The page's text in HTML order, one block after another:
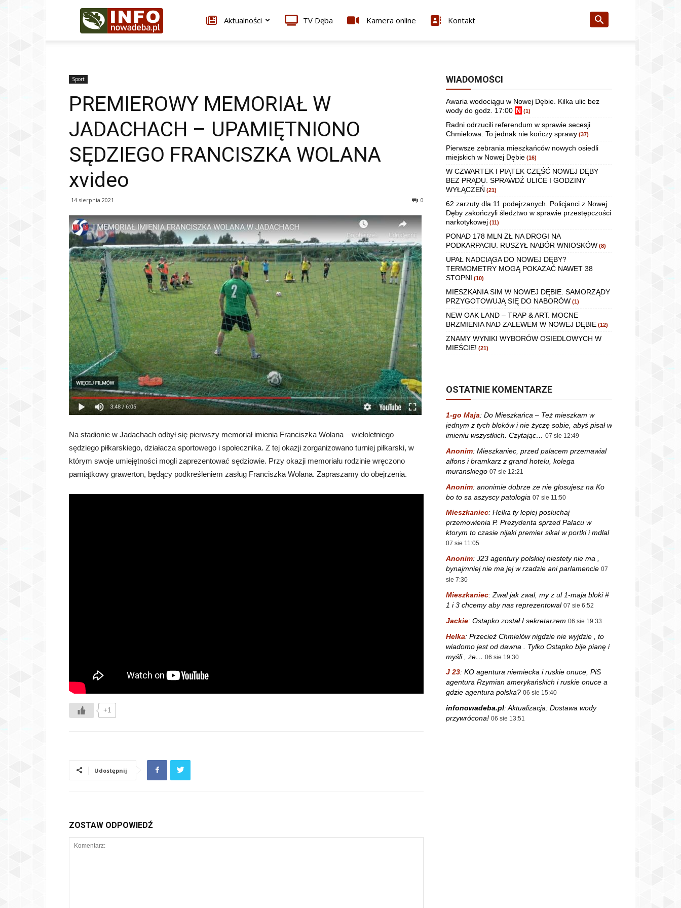
Infonowadeba.pl Aktualności TV Dęba Kamera online Kontakt
Sport
PREMIEROWY MEMORIAŁ W
JADACHACH – UPAMIĘTNIONO
SĘDZIEGO FRANCISZKA WOLANA
xvideo
14 sierpnia 2021 0
Na stadionie w Jadachach odbył się pierwszy memoriał imienia Franciszka Wolana – wieloletniego
sędziego piłkarskiego, działacza sportowego i społecznika. Z tej okazji zorganizowano turniej piłkarski, w
którym swoje umiejętności mogli zaprezentować sędziowie. Przy okazji memoriału rodzinie wręczono
pamiątkowy grawerton, będący podkreśleniem zasług Franciszka Wolana. Zapraszamy do obejrzenia.
+1
Udostępnij
ZOSTAW ODPOWIEDŹ
WIADOMOŚCI
Awaria wodociągu w Nowej Dębie. Kilka ulic bez
wody do godz. 17:00 N (1)
Radni odrzucili referendum w sprawie secesji
Chmielowa. To jednak nie kończy sprawy (37)
Pierwsze zebrania mieszkańców nowych osiedli
miejskich w Nowej Dębie (16)
W CZWARTEK I PIĄTEK CZĘŚĆ NOWEJ DĘBY
BEZ PRĄDU. SPRAWDŹ ULICE I GODZINY
WYŁĄCZEŃ (21)
62 zarzuty dla 11 podejrzanych. Policjanci z Nowej
Dęby zakończyli śledztwo w sprawie przestępczości
narkotykowej (11)
PONAD 178 MLN ZŁ NA DROGI NA
PODKARPACIU. RUSZYŁ NABÓR WNIOSKÓW (8)
UPAŁ NADCIĄGA DO NOWEJ DĘBY?
TERMOMETRY MOGĄ POKAZAĆ NAWET 38
STOPNI (10)
MIESZKANIA SIM W NOWEJ DĘBIE. SAMORZĄDY
PRZYGOTOWUJĄ SIĘ DO NABORÓW (1)
NEW OAK LAND – TRAP & ART. MOCNE
BRZMIENIA NAD ZALEWEM W NOWEJ DĘBIE (12)
ZNAMY WYNIKI WYBORÓW OSIEDLOWYCH W
MIEŚCIE! (21)
OSTATNIE KOMENTARZE
1-go Maja: Do Mieszkańca – Też mieszkam w
jednym z tych bloków i nie życzę sobie, abyś pisał w
imieniu wszystkich. Czytając… 07 sie 12:49
Anonim: Mieszkaniec, przed palacem przemawial
alfons i bramkarz z grand hotelu, kolega
muranskiego 07 sie 12:21
Anonim: anonimie dobrze ze nie glosujesz na Ko
bo to sa aszyscy patologia 07 sie 11:50
Mieszkaniec: Helka ty lepiej posluchaj
przemowienia P. Prezydenta sprzed Palacu w
ktorym to czasie nijaki premier sikal w portki i mdlal
07 sie 11:05
Anonim: J23 agentury polskiej niestety nie ma ,
bynajmniej nie ma jej w rzadzie ani parlamencie 07
sie 7:30
Mieszkaniec: Zwal jak zwal, my z ul 1-maja bloki #
1 i 3 chcemy aby nas reprezentowal 07 sie 6:52
Jackie: Ostapko został I sekretarzem 06 sie 19:33
Helka: Przecież Chmielów nigdzie nie wyjdzie , to
wiadomo jest od dawna . Tylko Ostapko bije pianę i
myśli , że… 06 sie 19:30
J 23: KO agentura niemiecka i ruskie onuce, PiS
agentura Rzymian amerykańskich i ruskie onuce a
gdzie agentura polska? 06 sie 15:40
infonowadeba.pl:Aktualizacja: Dostawa wody
przywrócona! 06 sie 13:51